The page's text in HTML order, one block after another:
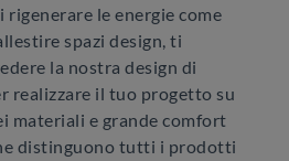
le energie come
spazi design, ti
la nostra design di
realizzare il tuo progetto su
materiali e grande comfort
distinguono tutti i prodotti